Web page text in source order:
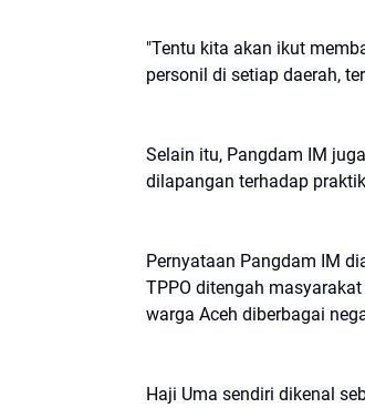
"Tentu kita akan ikut
personil di setiap daerah,
Selain itu, Pangdam IM
dilapangan terhadap
Pernyataan Pangdam IM
TPPO ditengah
warga Aceh diberbagai
Haji Uma sendiri dikenal